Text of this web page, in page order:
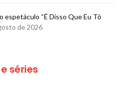
espetáculo “É Disso Que Eu Tô
de 2026
séries